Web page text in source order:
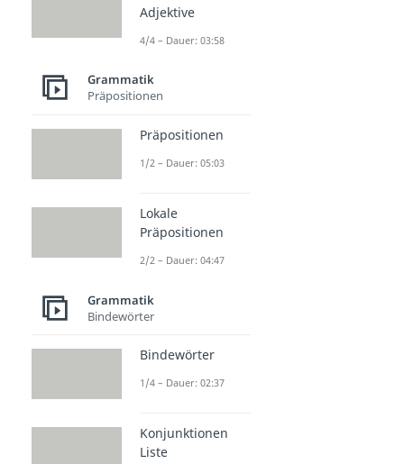
Adjektive
4/4 – Dauer: 03:58
Grammatik
Präpositionen
Präpositionen
1/2 – Dauer: 05:03
Lokale
Präpositionen
2/2 – Dauer: 04:47
Grammatik
Bindewörter
Bindewörter
1/4 – Dauer: 02:37
Konjunktionen
Liste